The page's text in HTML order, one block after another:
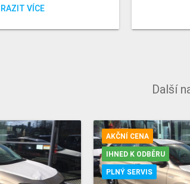
skladu| Zadní parkovací
kliky dveří, plnohodnotné
VÍCE
Další
AKČNÍ CENA
IHNED K ODBĚRU
PLNÝ SERVIS